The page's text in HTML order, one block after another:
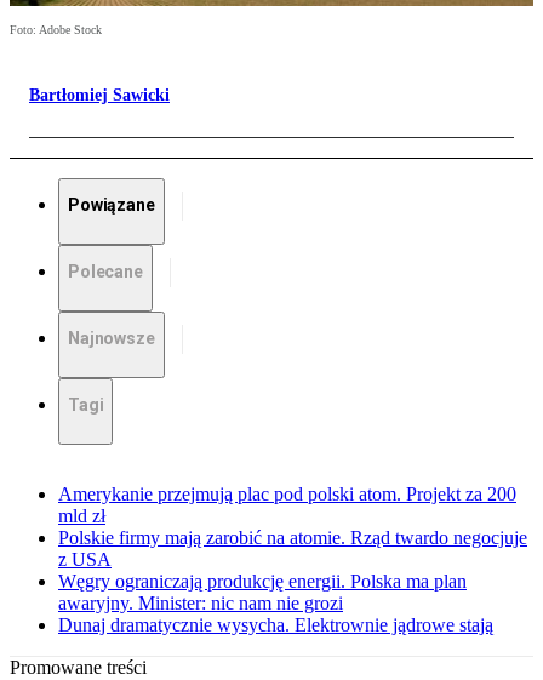
Foto: Adobe Stock
Bartłomiej Sawicki
Powiązane
Polecane
Najnowsze
Tagi
Amerykanie przejmują plac pod polski atom. Projekt za 200
mld zł
Polskie firmy mają zarobić na atomie. Rząd twardo negocjuje
z USA
Węgry ograniczają produkcję energii. Polska ma plan
awaryjny. Minister: nic nam nie grozi
Dunaj dramatycznie wysycha. Elektrownie jądrowe stają
Promowane treści